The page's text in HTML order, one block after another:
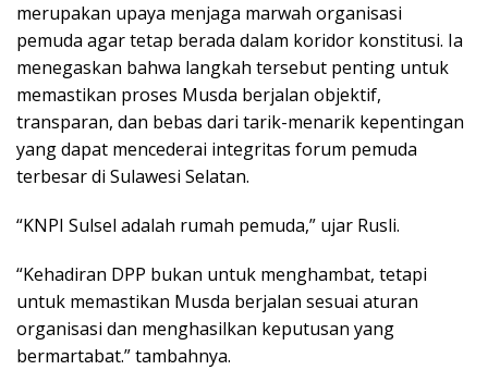
merupakan upaya menjaga marwah organisasi
pemuda agar tetap berada dalam koridor konstitusi. Ia
menegaskan bahwa langkah tersebut penting untuk
memastikan proses Musda berjalan objektif,
transparan, dan bebas dari tarik-menarik kepentingan
yang dapat mencederai integritas forum pemuda
terbesar di Sulawesi Selatan.
“KNPI Sulsel adalah rumah pemuda,” ujar Rusli.
“Kehadiran DPP bukan untuk menghambat, tetapi
untuk memastikan Musda berjalan sesuai aturan
organisasi dan menghasilkan keputusan yang
bermartabat.” tambahnya.